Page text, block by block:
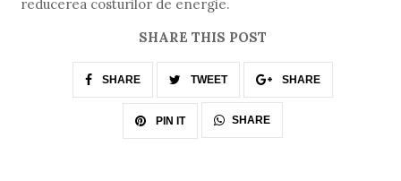
reducerea costurilor de energie.
SHARE THIS POST
SHARE TWEET SHARE
PIN IT SHARE